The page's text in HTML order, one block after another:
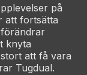
på
att fortsätta
förändrar
knyta
att få vara
Tugdual.